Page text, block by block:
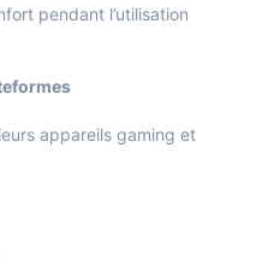
pendant l’utilisation
appareils gaming et